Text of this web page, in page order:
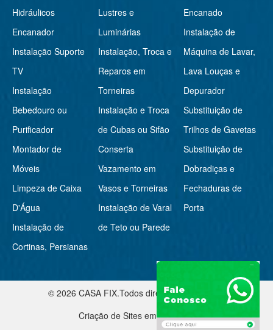
Hidráulicos
Encanador
Instalação Suporte
TV
Instalação
Bebedouro ou
Purificador
Montador de
Móveis
Limpeza de Caixa
D'Água
Instalação de
Cortinas, Persianas
Lustres e
Luminárias
Instalação, Troca e
Reparos em
Torneiras
Instalação e Troca
de Cubas ou Sifão
Conserta
Vazamento em
Vasos e Torneiras
Instalação de Varal
de Teto ou Parede
Encanado
Instalação de
Máquina de Lavar,
Lava Louças e
Depurador
Substituição de
Trilhos de Gavetas
Substituição de
Dobradiças e
Fechaduras de
Porta
© 2026 CASA FIX.Todos direitos reservados
Criação de Sites em Rio Preto